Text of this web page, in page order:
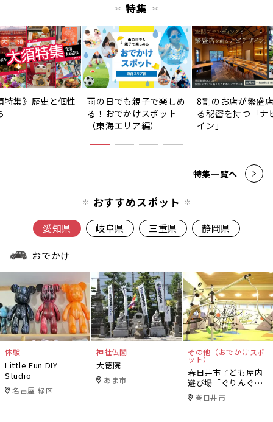
特集
特集》歴史と個性
雨の日でも親子で楽しめ
る！おでかけスポット
（東海エリア編）
8割のお店が繁盛
る秘密を持つ「ナ
イン」
特集一覧へ
おすすめスポット
愛知県 岐阜県 三重県 静岡県
おでかけ
体験
Little Fun DIY
Studio
名古屋 緑区
神社仏閣
大徳院
あま市
その他（おでかけスポ
ット）
春日井市子ども屋内
遊び場「ぐりんぐり
ん」春日井市